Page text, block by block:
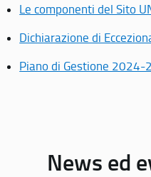
Le componenti del Sito
Dichiarazione di
Piano di Gestione 2024-
News ed